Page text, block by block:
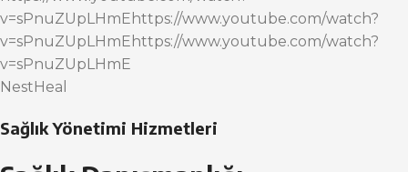
v=sPnuZUpLHmEhttps://www.youtube.com/watch?
v=sPnuZUpLHmEhttps://www.youtube.com/watch?
v=sPnuZUpLHmE
NestHeal
Sağlık Yönetimi Hizmetleri